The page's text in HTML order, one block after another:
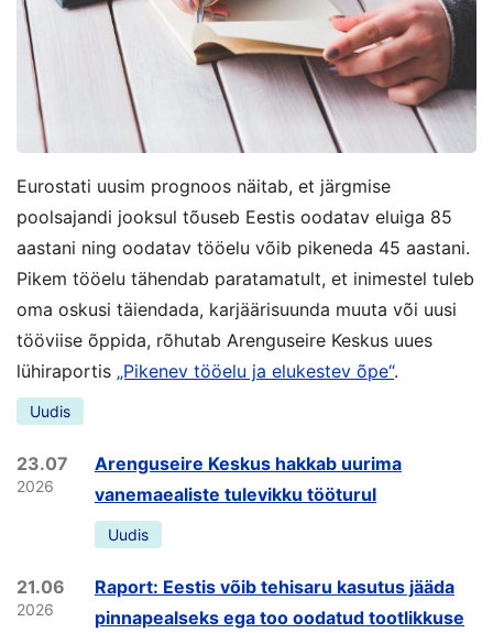
Eurostati uusim prognoos näitab, et järgmise
poolsajandi jooksul tõuseb Eestis oodatav eluiga 85
aastani ning oodatav tööelu võib pikeneda 45 aastani.
Pikem tööelu tähendab paratamatult, et inimestel tuleb
oma oskusi täiendada, karjäärisuunda muuta või uusi
tööviise õppida, rõhutab Arenguseire Keskus uues
lühiraportis „Pikenev tööelu ja elukestev õpe“.
Uudis
23.07
2026
Arenguseire Keskus hakkab uurima
vanemaealiste tulevikku tööturul
Uudis
21.06
2026
Raport: Eestis võib tehisaru kasutus jääda
pinnapealseks ega too oodatud tootlikkuse